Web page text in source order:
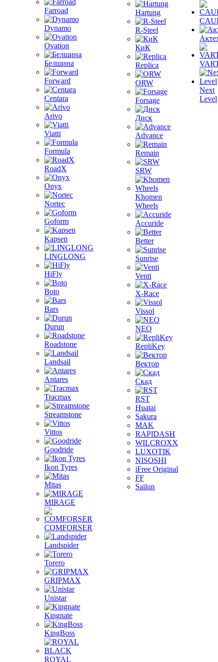
Farroad
Dynamo
Ovation
Белшина
Forward
Centara
Arivo
Viatti
Formula
RoadX
Onyx
Nortec
Goform
Kapsen
LINGLONG
HiFly
Boto
Bars
Durun
Roadstone
Landsail
Antares
Tracmax
Streamstone
Vittos
Goodride
Ikon Tyres
Mitas
MIRAGE
COMFORSER
Landspider
Torero
GRIPMAX
Unistar
Kingnate
KingBoss
ROYAL
Hartung
R-Steel
КиК
Replica
ORW
Forsage
Диск
Advance
Remain
SRW
Khomen
Wheels
Accuride
Better
Sunrise
Venti
X-Race
Vissol
NEO
RepliKey
Вектор
Скад
RST
Huatai
Sakura
MAK
RAPIDASH
WILCROXX
LUXOTIK
NISOSHI
iFree Original
FF
Sailun
Next
Level